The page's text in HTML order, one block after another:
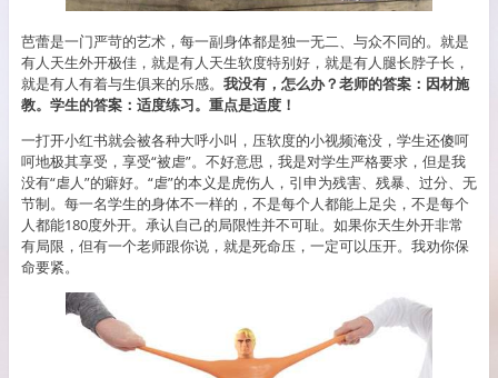
芭蕾是一门严苛的艺术，每一副身体都是独一无二、与众不同的。就是
有人天生外开极佳，就是有人天生软度特别好，就是有人腿长脖子长，
就是有人有着与生俱来的乐感。 我没有，怎么办？老师的答案：因材施
教。学生的答案：适度练习。重点是适度！
一打开小红书就会被各种大呼小叫，压软度的小视频淹没，学生还傻呵
呵地极其享受，享受“被虐”。不好意思，我是对学生严格要求，但是我
没有“虐人”的癖好。“虐”的本义是虎伤人，引申为残害、残暴、过分、无
节制。每一名学生的身体不一样的，不是每个人都能上足尖，不是每个
人都能180度外开。承认自己的局限性并不可耻。如果你天生外开非常
有局限，但有一个老师跟你说，就是死命压，一定可以压开。我劝你保
命要紧。